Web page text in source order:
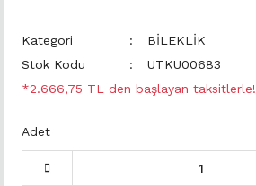
Kategori
BİLEKLİK
Stok Kodu
UTKU00683
*2.666,75 TL den başlayan taksitlerle!
Adet